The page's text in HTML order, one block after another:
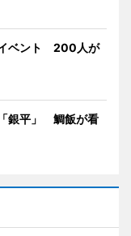
イベント 200人が
銀平」 鯛飯が看